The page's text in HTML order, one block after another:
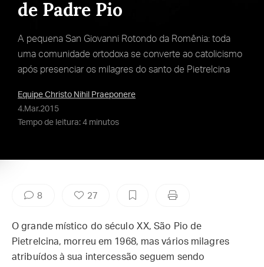
de Padre Pio
A pequena San Giovanni Rotondo da Romênia: toda
uma comunidade ortodoxa se converte ao catolicismo
após presenciar os milagres do santo de Pietrelcina
Equipe Christo Nihil Praeponere
4.Mar.2015
Tempo de leitura: 4 minutos
8 27
O grande místico do século XX, São Pio de
Pietrelcina, morreu em 1968, mas vários milagres
atribuídos à sua intercessão seguem sendo